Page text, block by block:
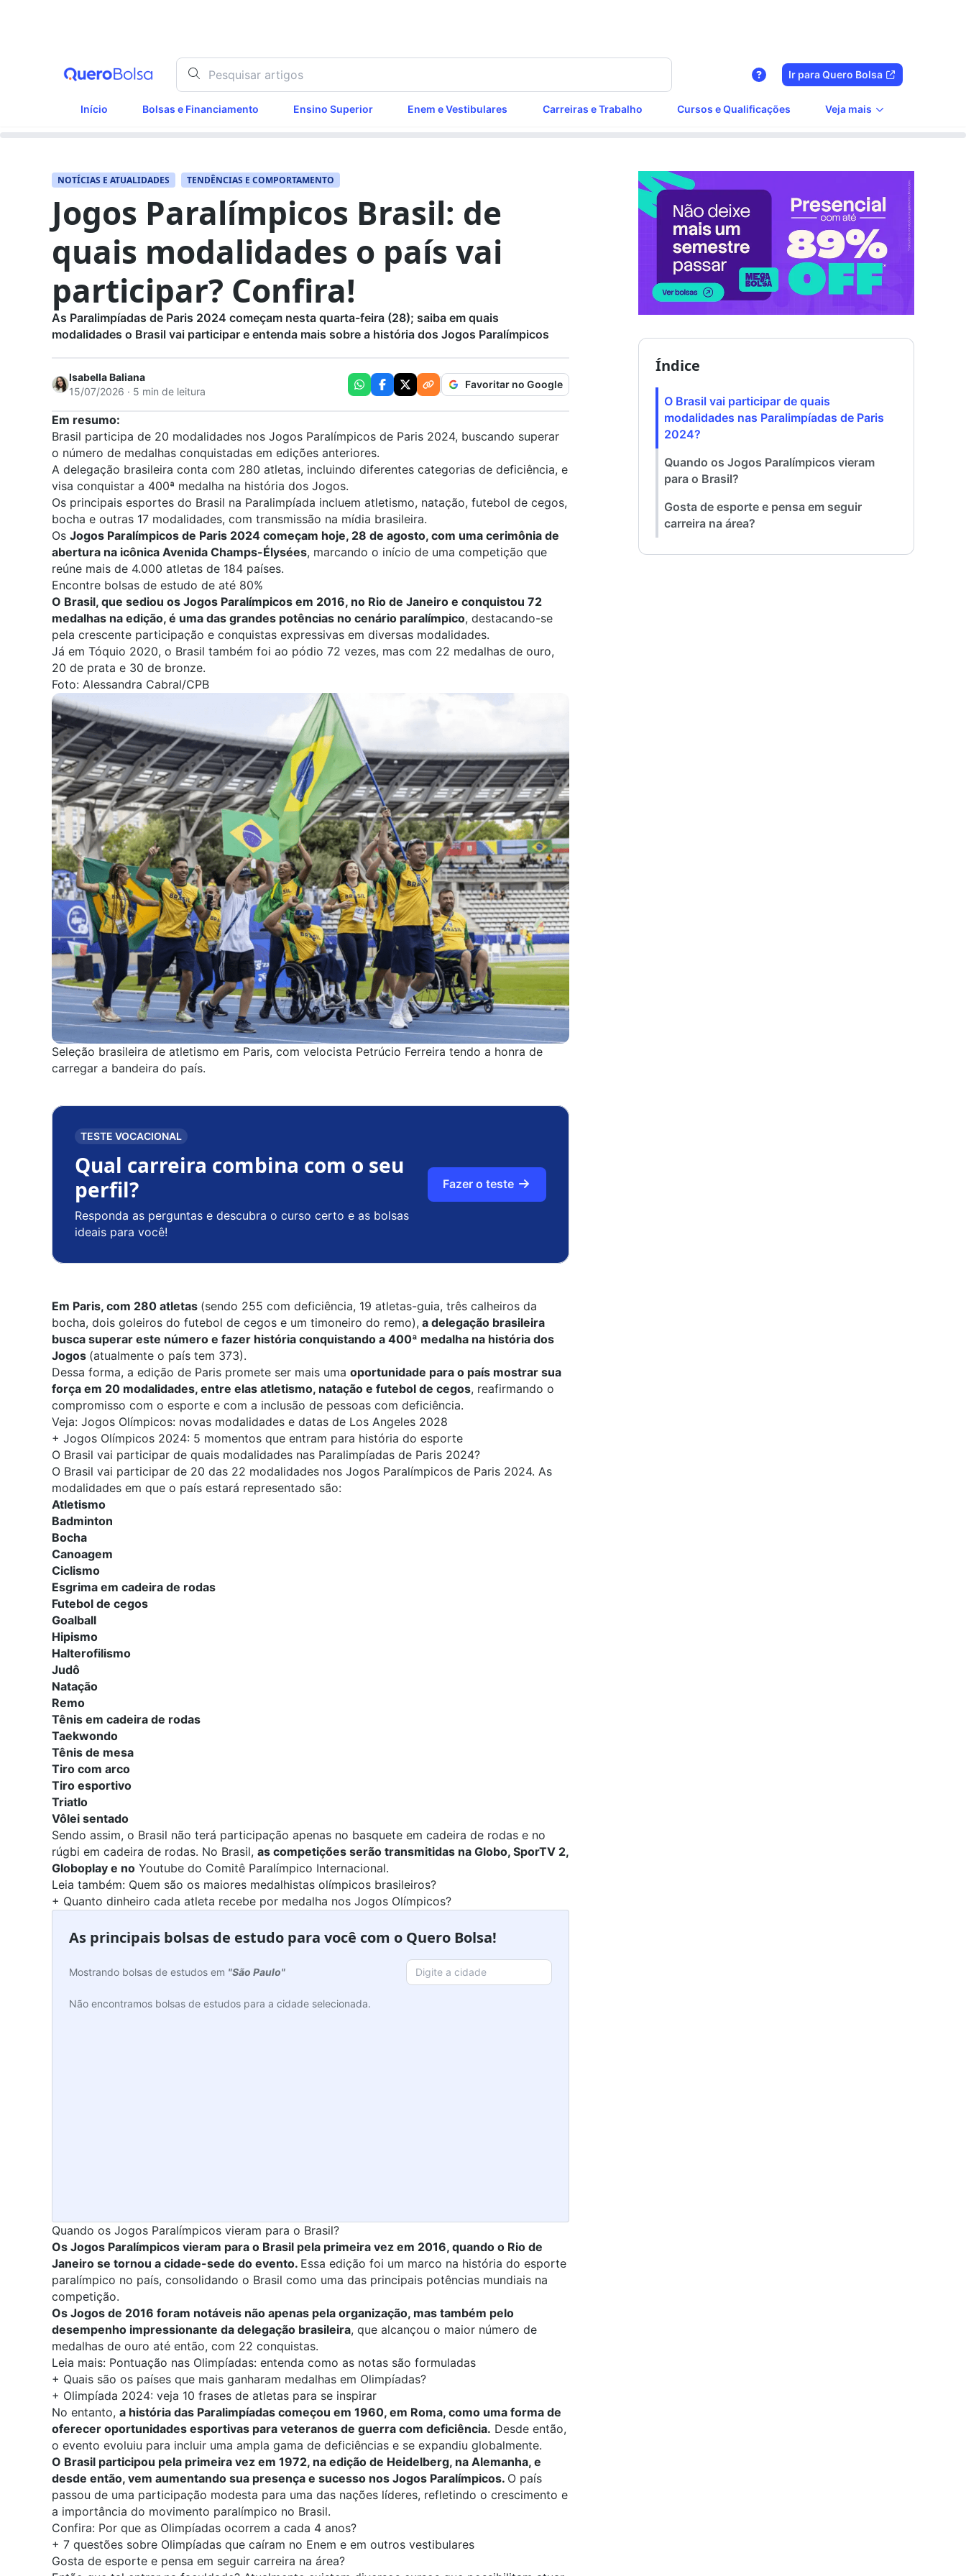
Ir para Quero Bolsa
Início Bolsas e Financiamento Ensino Superior Enem e Vestibulares Carreiras e Trabalho Cursos e Qualificações Veja mais
NOTÍCIAS E ATUALIDADES TENDÊNCIAS E COMPORTAMENTO
Jogos Paralímpicos Brasil: de
quais modalidades o país vai
participar? Confira!
As Paralimpíadas de Paris 2024 começam nesta quarta-feira (28); saiba em quais
modalidades o Brasil vai participar e entenda mais sobre a história dos Jogos Paralímpicos
Isabella Baliana
15/07/2026 · 5 min de leitura
Favoritar no Google
Em resumo:
Brasil participa de 20 modalidades nos Jogos Paralímpicos de Paris 2024, buscando superar
o número de medalhas conquistadas em edições anteriores.
A delegação brasileira conta com 280 atletas, incluindo diferentes categorias de deficiência, e
visa conquistar a 400ª medalha na história dos Jogos.
Os principais esportes do Brasil na Paralimpíada incluem atletismo, natação, futebol de cegos,
bocha e outras 17 modalidades, com transmissão na mídia brasileira.
Os Jogos Paralímpicos de Paris 2024 começam hoje, 28 de agosto, com uma cerimônia de
abertura na icônica Avenida Champs-Élysées, marcando o início de uma competição que
reúne mais de 4.000 atletas de 184 países.
Encontre bolsas de estudo de até 80%
O Brasil, que sediou os Jogos Paralímpicos em 2016, no Rio de Janeiro e conquistou 72
medalhas na edição, é uma das grandes potências no cenário paralímpico, destacando-se
pela crescente participação e conquistas expressivas em diversas modalidades.
Já em Tóquio 2020, o Brasil também foi ao pódio 72 vezes, mas com 22 medalhas de ouro,
20 de prata e 30 de bronze.
Foto: Alessandra Cabral/CPB
Seleção brasileira de atletismo em Paris, com velocista Petrúcio Ferreira tendo a honra de
carregar a bandeira do país.
TESTE VOCACIONAL
Qual carreira combina com o seu
perfil?
Responda as perguntas e descubra o curso certo e as bolsas
ideais para você!
Fazer o teste
Em Paris, com 280 atletas (sendo 255 com deficiência, 19 atletas-guia, três calheiros da
bocha, dois goleiros do futebol de cegos e um timoneiro do remo), a delegação brasileira
busca superar este número e fazer história conquistando a 400ª medalha na história dos
Jogos (atualmente o país tem 373).
Dessa forma, a edição de Paris promete ser mais uma oportunidade para o país mostrar sua
força em 20 modalidades, entre elas atletismo, natação e futebol de cegos, reafirmando o
compromisso com o esporte e com a inclusão de pessoas com deficiência​.
Veja: Jogos Olímpicos: novas modalidades e datas de Los Angeles 2028
+ Jogos Olímpicos 2024: 5 momentos que entram para história do esporte
O Brasil vai participar de quais modalidades nas Paralimpíadas de Paris 2024?
O Brasil vai participar de 20 das 22 modalidades nos Jogos Paralímpicos de Paris 2024. As
modalidades em que o país estará representado são:
Atletismo
Badminton
Bocha
Canoagem
Ciclismo
Esgrima em cadeira de rodas
Futebol de cegos
Goalball
Hipismo
Halterofilismo
Judô
Natação
Remo
Tênis em cadeira de rodas
Taekwondo
Tênis de mesa
Tiro com arco
Tiro esportivo
Triatlo
Vôlei sentado
Sendo assim, o Brasil não terá participação apenas no basquete em cadeira de rodas e no
rúgbi em cadeira de rodas. No Brasil, as competições serão transmitidas na Globo, SporTV 2,
Globoplay e no Youtube do Comitê Paralímpico Internacional.
Leia também: Quem são os maiores medalhistas olímpicos brasileiros?
+ Quanto dinheiro cada atleta recebe por medalha nos Jogos Olímpicos?
As principais bolsas de estudo para você com o Quero Bolsa!
Mostrando bolsas de estudos em "São Paulo"
Não encontramos bolsas de estudos para a cidade selecionada.
Quando os Jogos Paralímpicos vieram para o Brasil?
Os Jogos Paralímpicos vieram para o Brasil pela primeira vez em 2016, quando o Rio de
Janeiro se tornou a cidade-sede do evento. Essa edição foi um marco na história do esporte
paralímpico no país, consolidando o Brasil como uma das principais potências mundiais na
competição.
Os Jogos de 2016 foram notáveis não apenas pela organização, mas também pelo
desempenho impressionante da delegação brasileira, que alcançou o maior número de
medalhas de ouro até então, com 22 conquistas.
Leia mais: Pontuação nas Olimpíadas: entenda como as notas são formuladas
+ Quais são os países que mais ganharam medalhas em Olimpíadas?
+ Olimpíada 2024: veja 10 frases de atletas para se inspirar
No entanto, a história das Paralimpíadas começou em 1960, em Roma, como uma forma de
oferecer oportunidades esportivas para veteranos de guerra com deficiência. Desde então,
o evento evoluiu para incluir uma ampla gama de deficiências e se expandiu globalmente.
O Brasil participou pela primeira vez em 1972, na edição de Heidelberg, na Alemanha, e
desde então, vem aumentando sua presença e sucesso nos Jogos Paralímpicos. O país
passou de uma participação modesta para uma das nações líderes, refletindo o crescimento e
a importância do movimento paralímpico no Brasil​.
Confira: Por que as Olimpíadas ocorrem a cada 4 anos?
+ 7 questões sobre Olimpíadas que caíram no Enem e em outros vestibulares
Gosta de esporte e pensa em seguir carreira na área?
Índice
O Brasil vai participar de quais
modalidades nas Paralimpíadas de Paris
2024?
Quando os Jogos Paralímpicos vieram
para o Brasil?
Gosta de esporte e pensa em seguir
carreira na área?